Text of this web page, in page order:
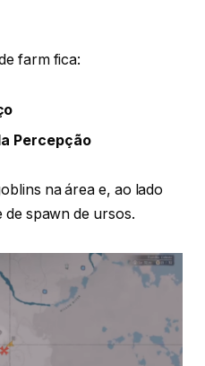
farm fica:
Percepção
na área e, ao lado
spawn de ursos.